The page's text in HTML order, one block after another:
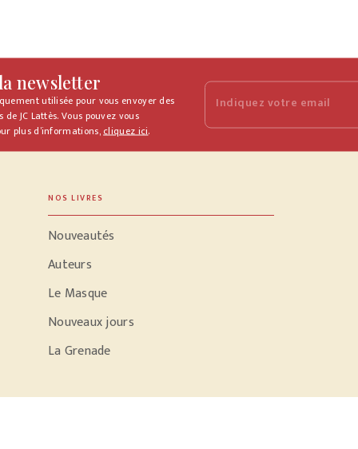
newsletter
utilisée pour vous envoyer des
JC Lattès. Vous pouvez vous
plus d’informations,cliquez ici.
Indiquez votre email
NOS LIVRES
Nouveautés
Auteurs
Le Masque
Nouveaux jours
La Grenade
PODCASTS